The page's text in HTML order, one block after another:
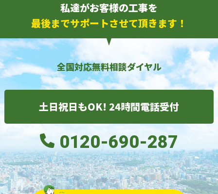
私達がお客様の工事を
最後までサポートさせて頂きます！
全国対応無料相談ダイヤル
土日祝日もOK! 24時間電話受付
0120-690-287